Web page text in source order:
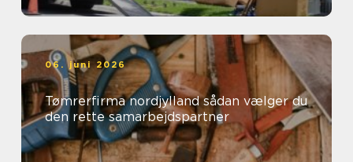
06. juni 2026
Tømrerfirma nordjylland sådan vælger du
den rette samarbejdspartner